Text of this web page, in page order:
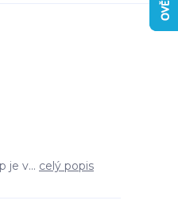
je v... celý popis